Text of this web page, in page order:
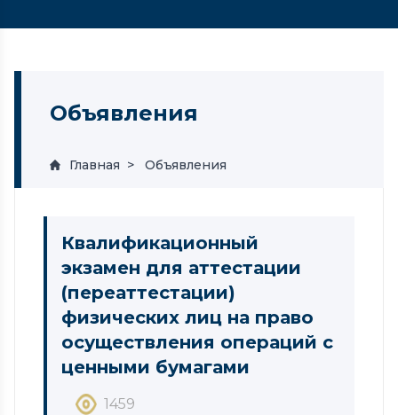
Объявления
Главная Объявления
Квалификационный
экзамен для аттестации
(переаттестации)
физических лиц на право
осуществления операций с
ценными бумагами
1459